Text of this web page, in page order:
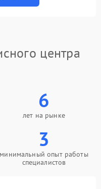
центра
6
лет на рынке
3
минимальный опыт работы
специалистов